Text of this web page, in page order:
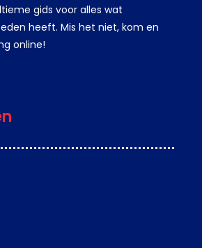
gids voor alles wat
heeft. Mis het niet, kom en
online!